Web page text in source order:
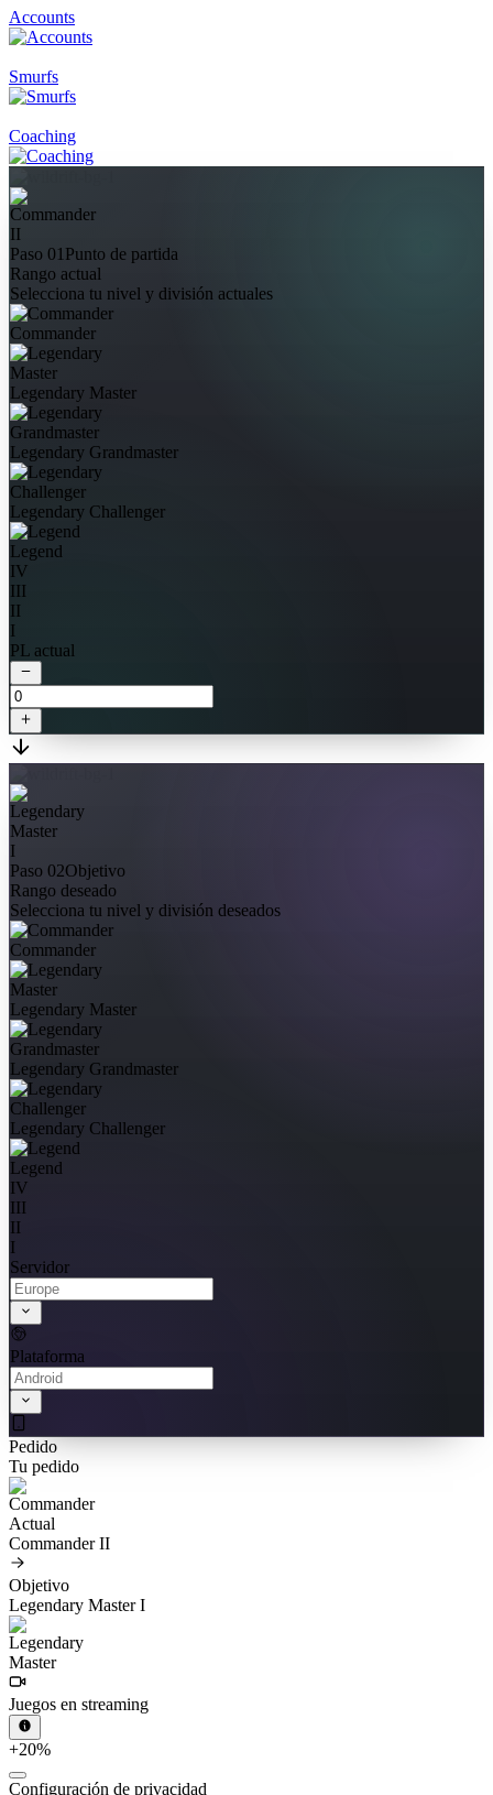
Accounts
Smurfs
Coaching
II
Paso 01 Punto de partida
Rango actual
Selecciona tu nivel y división actuales
Commander
Legendary Master
Legendary Grandmaster
Legendary Challenger
Legend
IV
III
II
I
PL actual
I
Paso 02Objetivo
Rango deseado
Selecciona tu nivel y división deseados
Commander
Legendary Master
Legendary Grandmaster
Legendary Challenger
Legend
IV
III
II
I
Servidor
Plataforma
Pedido
Tu pedido
Actual
Commander II
Objetivo
Legendary Master I
Juegos en streaming
+20%
Configuración de privacidad